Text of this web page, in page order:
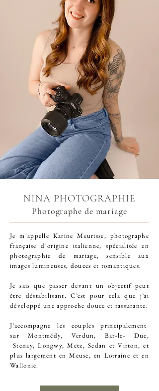
NINA PHOTOGRAPHIE
Photographe de mariage
Je m'appelle Karine Meurisse, photographe
française d'origine italienne, spécialisée en
photographie de mariage, sensible aux
images lumineuses, douces et romantiques.
Je sais que passer devant un objectif peut
être déstabilisant. C’est pour cela que j’ai
développé une approche douce et rassurante.
J’accompagne les couples principalement
sur Montmédy, Verdun, Bar-le- Duc,
Stenay,Longwy,Metz, Sedan etVirton,et
plus largement en Meuse, en Lorraine et en
Wallonie.